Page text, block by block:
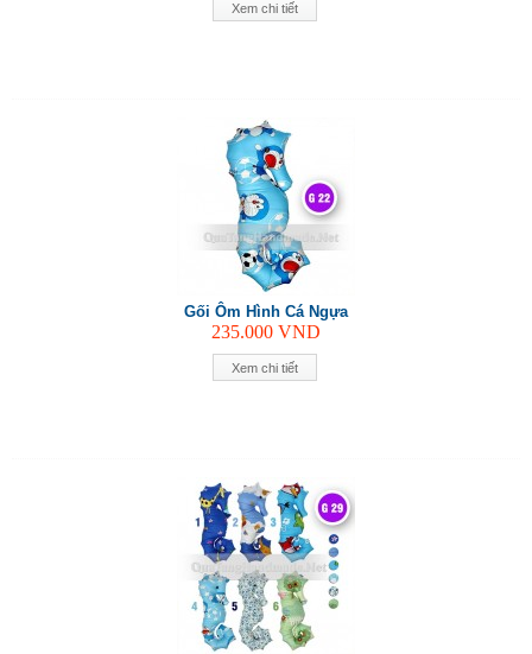
Xem chi tiết
Xem chi tiết
Gối Ôm Hình Cá Ngựa
235.000 VND